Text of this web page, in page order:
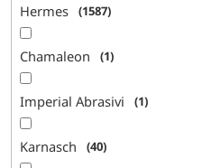
Hermes 1587
Chamaleon 1
Imperial Abrasivi 1
Karnasch 40